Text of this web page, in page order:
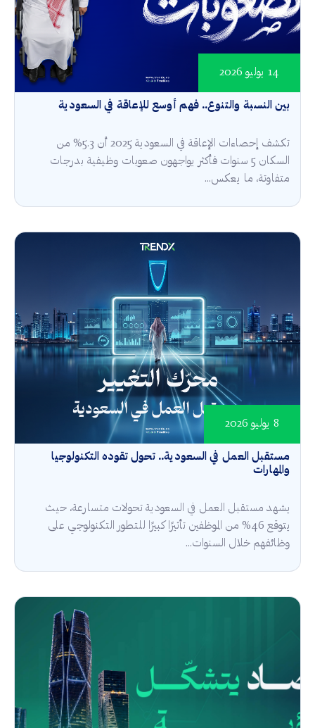
بين النسبة والتنوع.. فهم أوسع للإعاقة في السعودية
14 يوليو 2026
تكشف إحصاءات الإعاقة في السعودية 2025 أن 5.3% من
السكان 5 سنوات فأكثر يواجهون صعوبات وظيفية بدرجات
متفاوتة، ما يعكس...
مستقبل العمل في السعودية.. تحول تقوده التكنولوجيا
والمهارات
8 يوليو 2026
يشهد مستقبل العمل في السعودية تحولات متسارعة، حيث
يتوقع 46% من الموظفين تأثيرًا كبيرًا للتطور التكنولوجي على
وظائفهم خلال السنوات...